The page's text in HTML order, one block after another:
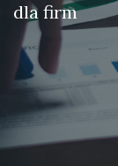
dla firm